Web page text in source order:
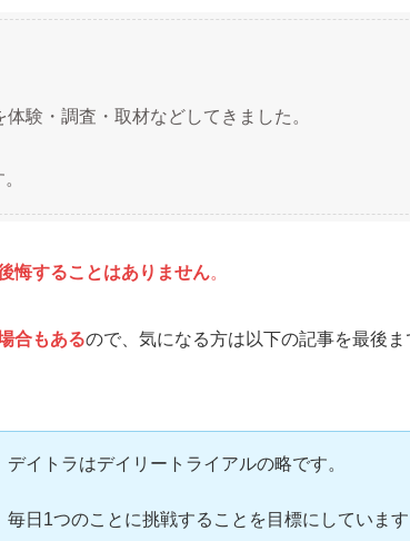
験・調査・取材などしてきました。
悔することはありません。
合もあるので、気になる方は以下の記事を最後ま
デイトラはデイリートライアルの略です。
毎日1つのことに挑戦することを目標にしています